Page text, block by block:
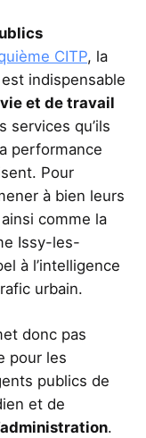
CITP, la
indispensable
et de travail
services qu’ils
performance
Pour
à bien leurs
comme la
Issy-les-
à l’intelligence
urbain.
donc pas
pour les
publics de
et de
.